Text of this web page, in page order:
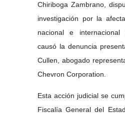
Chiriboga Zambrano,
investigación por la
nacional e
causó la denuncia
Cullen, abogado
Chevron Corporation.
Esta acción judicial se
Fiscalía General del